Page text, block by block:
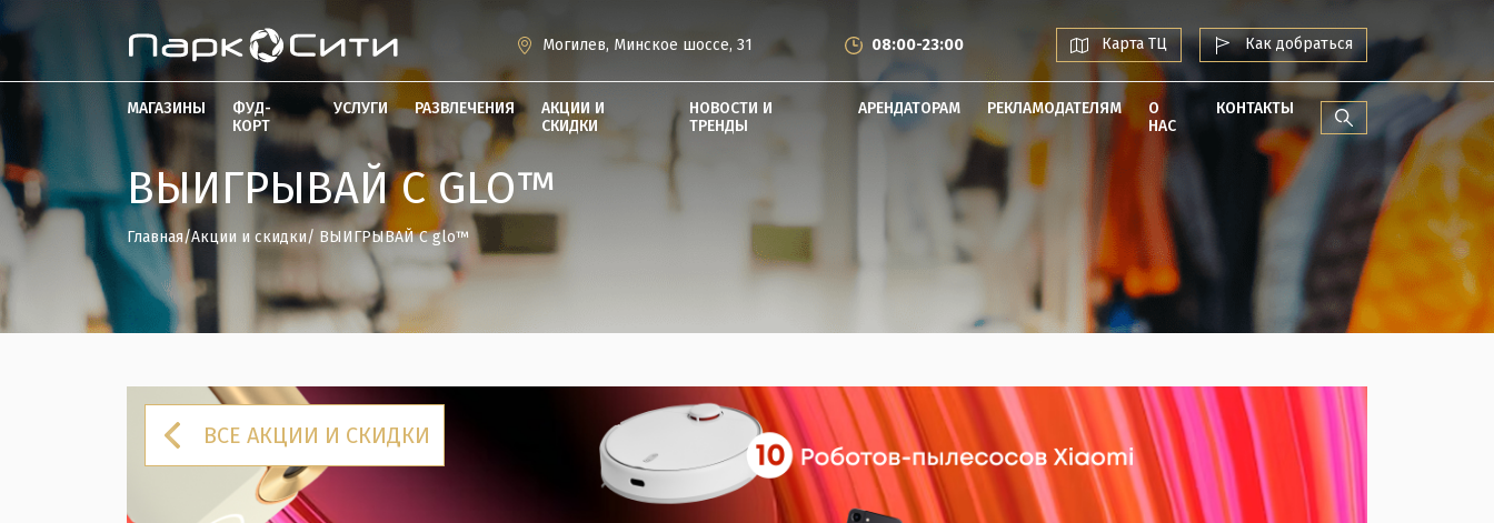
Могилев, Минское шоссе, 31 08:00-23:00 Карта ТЦ Как добраться
МАГАЗИНЫ
ФУД-
КОРТ
УСЛУГИ РАЗВЛЕЧЕНИЯ
АКЦИИ И
СКИДКИ
НОВОСТИ И
ТРЕНДЫ
АРЕНДАТОРАМ РЕКЛАМОДАТЕЛЯМ
О
НАС
КОНТАКТЫ
ВЫИГРЫВАЙ С GLO™
Главная/Акции и скидки/ ВЫИГРЫВАЙ С glo™
ВСЕ АКЦИИ И СКИДКИ